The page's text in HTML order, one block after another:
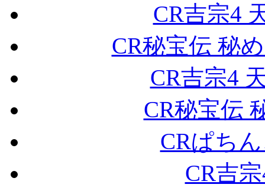
CR吉宗4
CR秘宝伝 秘
CR吉宗4
CR秘宝伝
CRぱち
CR吉